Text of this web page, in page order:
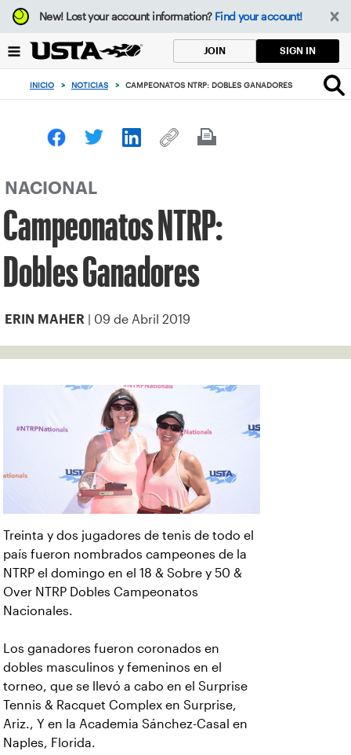
Enfoque
desde
botón
volver
principio
New!Lost your account information? Find your account!
JOIN SIGN IN
INICIO > NOTICIAS > CAMPEONATOS NTRP: DOBLES GANADORES
NACIONAL
Campeonatos NTRP:
Dobles Ganadores
ERIN MAHER | 09 de Abril 2019
Treinta y dos jugadores de tenis de todo el
país fueron nombrados campeones de la
NTRP el domingo en el 18 & Sobre y 50 &
Over NTRP Dobles Campeonatos
Nacionales.
Los ganadores fueron coronados en
dobles masculinos y femeninos en el
torneo, que se llevó a cabo en el Surprise
Tennis & Racquet Complex en Surprise,
Ariz., Y en la Academia Sánchez-Casal en
Naples, Florida.